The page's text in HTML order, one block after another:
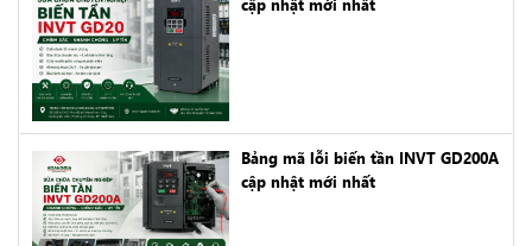
cập nhật mới nhất
Bảng mã lỗi biến tần INVT GD200A
cập nhật mới nhất